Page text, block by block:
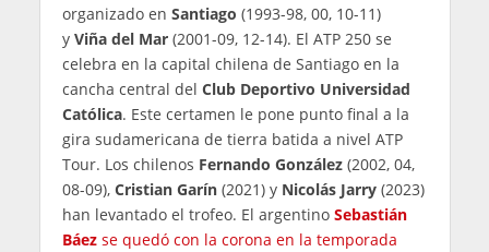
organizado en Santiago (1993-98, 00, 10-11)
y Viña del Mar(2001-09, 12-14). El ATP 250 se
celebra en la capital chilena de Santiago en la
cancha central del Club Deportivo Universidad
Católica. Este certamen le pone punto final a la
gira sudamericana de tierra batida a nivel ATP
Tour. Los chilenos Fernando González(2002, 04,
08-09),Cristian Garín(2021) y Nicolás Jarry(2023)
han levantado el trofeo. El argentino Sebastián
Báezse quedó con la corona en la temporada